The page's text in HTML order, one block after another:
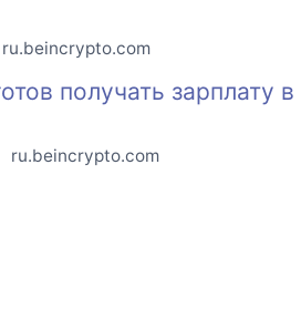
ru.beincrypto.com
получать зарплату в
ru.beincrypto.com